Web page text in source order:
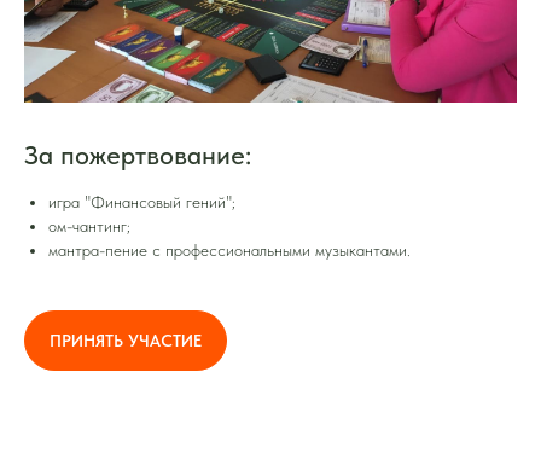
За пожертвование:
игра "Финансовый гений";
ом-чантинг;
мантра-пение c профессиональными музыкантами.
ПРИНЯТЬ УЧАСТИЕ